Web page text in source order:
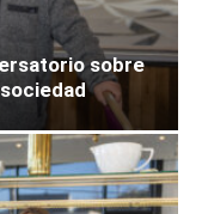
sobre